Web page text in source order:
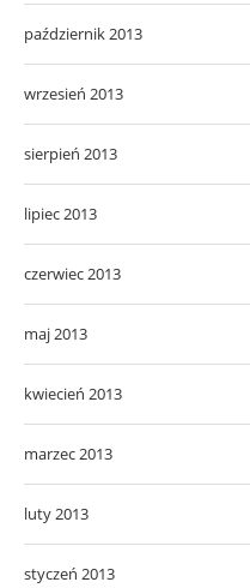
październik 2013
wrzesień 2013
sierpień 2013
lipiec 2013
czerwiec 2013
maj 2013
kwiecień 2013
marzec 2013
luty 2013
styczeń 2013